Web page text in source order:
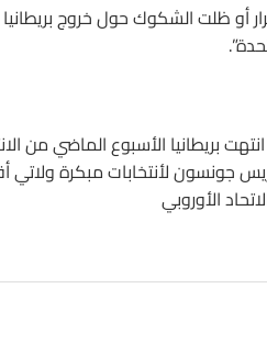
أو ظلت الشكوك حول خروج بريطانيا
بريطانيا الأسبوع الماضي من
الأوروبي